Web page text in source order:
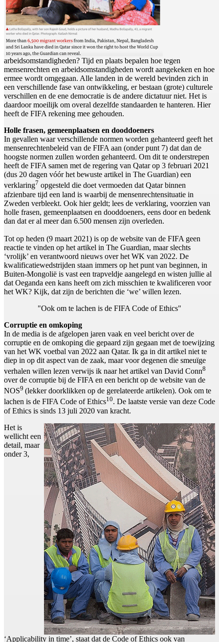
arbeidsomstandigheden? Tijd en plaats bepalen hoe tegen
mensenrechten en arbeidsomstandigheden wordt aangekeken en hoe
ermee wordt omgegaan. Alle landen in de wereld bevinden zich in
een verschillende fase van ontwikkeling, er bestaan (grote) culturele
verschillen en de ene democratie is de andere dictatuur niet. Het is
daardoor moeilijk om overal dezelfde standaarden te hanteren. Hier
heeft de FIFA rekening mee gehouden.
Holle frasen, gemeenplaatsen en dooddoeners
In gevallen waar verschillende normen worden gehanteerd geeft het
mensenrechtenbeleid van de FIFA aan (onder punt 7) dat dan de
hoogste normen zullen worden gehanteerd. Om dit te onderstrepen
heeft de FIFA samen met de regering van Qatar op 3 februari 2021
(dus 20 dagen vóór het bewuste artikel in The Guardian) een
verklaring7 opgesteld die doet vermoeden dat Qatar binnen
afzienbare tijd een land is waarbij de mensenrechtensituatie in
Zweden verbleekt. Ook hier geldt; lees de verklaring, voorzien van
holle frasen, gemeenplaatsen en dooddoeners, eens door en bedenk
dan dat er al meer dan 6.500 mensen zijn overleden.
Tot op heden (9 maart 2021) is op de website van de FIFA geen
reactie te vinden op het artikel in The Guardian, maar slechts
‘vrolijk’ en verantwoord nieuws over het WK van 2022. De
kwalificatiewedstrijden staan immers op het punt van beginnen, in
Buiten-Mongolië is vast een trapveldje aangelegd en wisten jullie al
dat Oeganda een kans heeft om zich misschien te kwalificeren voor
het WK? Kijk, dat zijn de berichten die ‘we’ willen lezen.
"Ook om te lachen is de FIFA Code of Ethics"
Corruptie en omkoping
In de media is de afgelopen jaren vaak en veel bericht over de
corruptie en de omkoping die gepaard zijn gegaan met de toewijzing
van het WK voetbal van 2022 aan Qatar. Ik ga in dit artikel niet te
diep in op dit aspect van de zaak, maar voor degenen die smeuïge
verhalen willen lezen verwijs ik naar het artikel van David Conn8
over de corruptie bij de FIFA en een bericht op de website van de
NOS9 (lekker doorklikken op de gerelateerde artikelen). Ook om te
lachen is de FIFA Code of Ethics10. De laatste versie van deze Code
of Ethics is sinds 13 juli 2020 van kracht.
Het is
wellicht een
detail, maar
onder 3,
‘Applicability in time’, staat dat de Code of Ethics ook van